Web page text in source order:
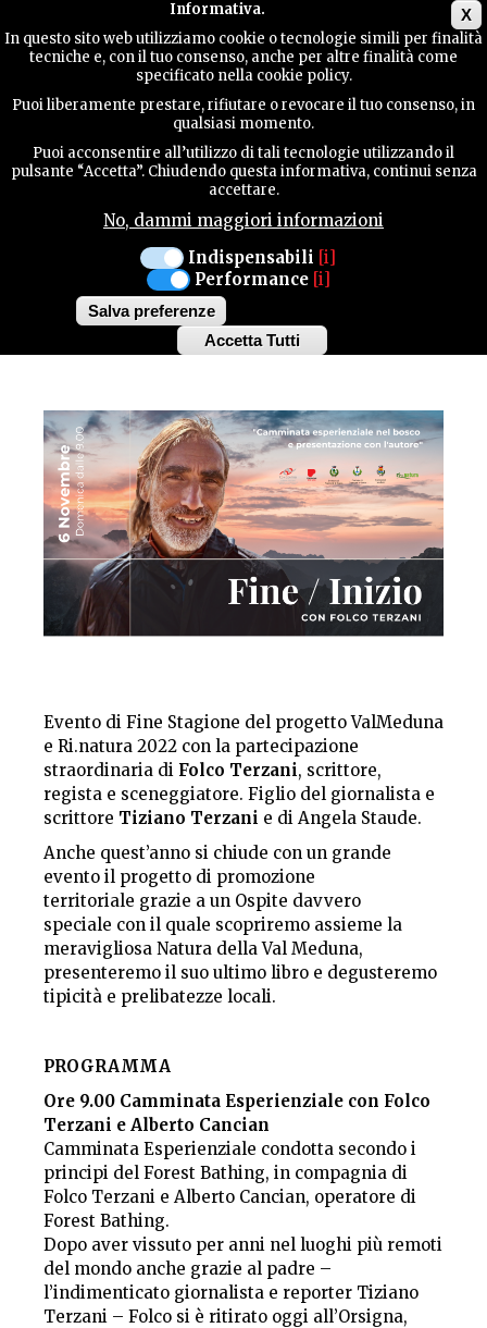
X
Informativa.
In questo sito web utilizziamo cookie o tecnologie simili per finalità
tecniche e, con il tuo consenso, anche per altre finalità come
specificato nella cookie policy.
Puoi liberamente prestare, rifiutare o revocare il tuo consenso, in
qualsiasi momento.
Puoi acconsentire all’utilizzo di tali tecnologie utilizzando il
pulsante “Accetta”. Chiudendo questa informativa, continui senza
accettare.
No, dammi maggiori informazioni
Indispensabili [i]
Performance [i]
Salva preferenze
Accetta Tutti
Withdraw
CONTATTI
MANIFESTAZIONI
MEDUNO
TRAMONTI DI SOPRA
TRAMONTI DI SOTTO
DOMENICA 6 NOVEMBRE 2022
FINE / INIZIO CON
FOLCO TERZANI
Evento di Fine Stagione del progetto ValMeduna
e Ri.natura 2022 con la partecipazione
straordinaria di Folco Terzani, scrittore,
regista e sceneggiatore. Figlio del giornalista e
scrittore Tiziano Terzani e di Angela Staude.
Anche quest’anno si chiude con un grande
evento il progetto di promozione
territoriale grazie a un Ospite davvero
speciale con il quale scopriremo assieme la
meravigliosa Natura della Val Meduna,
presenteremo il suo ultimo libro e degusteremo
tipicità e prelibatezze locali.
PROGRAMMA
Ore 9.00 Camminata Esperienziale con Folco
Terzani e Alberto Cancian
Camminata Esperienziale condotta secondo i
principi del Forest Bathing, in compagnia di
Folco Terzani e Alberto Cancian, operatore di
Forest Bathing.
Dopo aver vissuto per anni nel luoghi più remoti
del mondo anche grazie al padre –
l’indimenticato giornalista e reporter Tiziano
Terzani – Folco si è ritirato oggi all’Orsigna,